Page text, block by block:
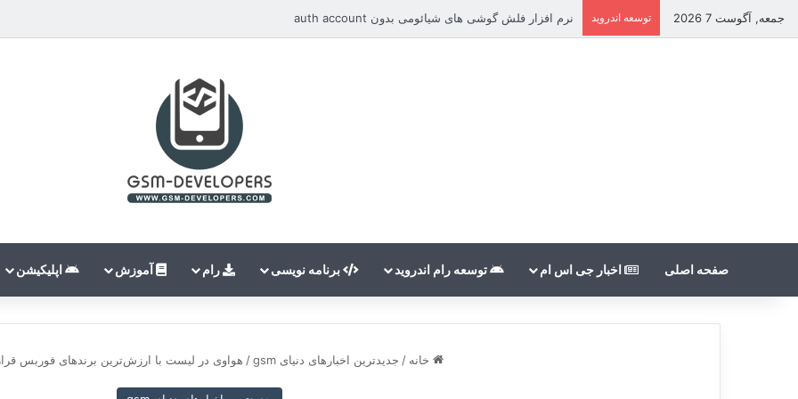
جمعه, آگوست 7 2026 توسعه اندروید نرم افزار فلش گوشی های شیائومی بدون auth account
صفحه اصلی اخبار جی اس ام توسعه رام اندروید برنامه نویسی رام آموزش اپلیکیشن
خانه / جدیدترین اخبارهای دنیای gsm / هواوی در لیست با ارزش‌ترین برندهای فوربس